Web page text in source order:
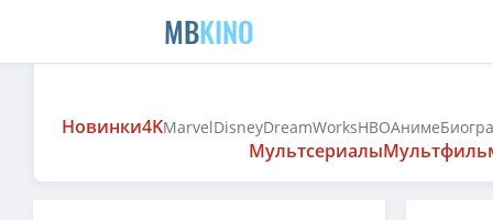
MBKINO
Новинки4KMarvelDisneyDreamWorksHBOАниме
Мультсериалы